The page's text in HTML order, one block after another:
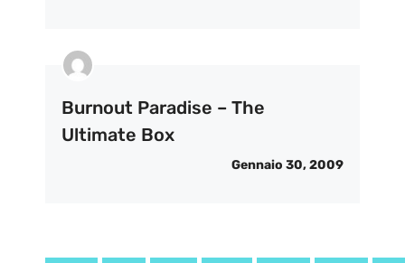
Burnout Paradise – The
Ultimate Box
Gennaio 30, 2009